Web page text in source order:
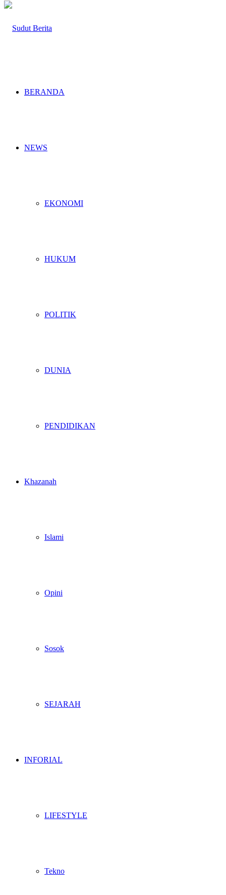
BERANDA
NEWS
EKONOMI
HUKUM
POLITIK
DUNIA
PENDIDIKAN
Khazanah
Islami
Opini
Sosok
SEJARAH
INFORIAL
LIFESTYLE
Tekno